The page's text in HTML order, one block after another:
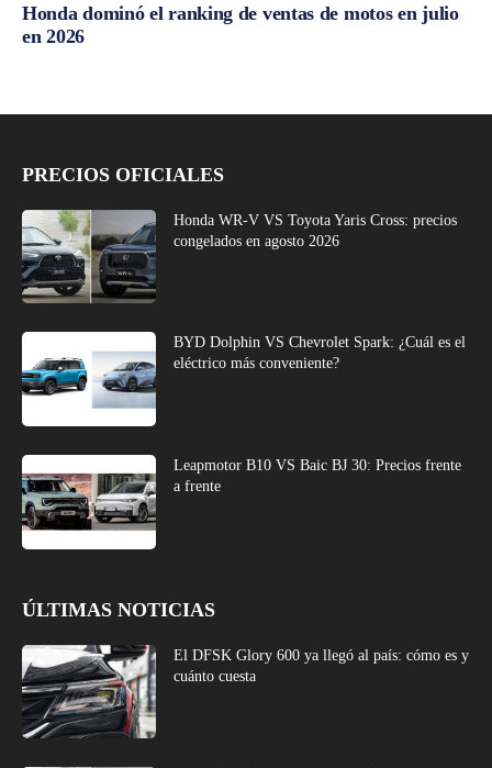
Honda dominó el ranking de ventas de motos en julio
en 2026
PRECIOS OFICIALES
Honda WR-V VS Toyota Yaris Cross: precios
congelados en agosto 2026
BYD Dolphin VS Chevrolet Spark: ¿Cuál es el
eléctrico más conveniente?
Leapmotor B10 VS Baic BJ 30: Precios frente
a frente
ÚLTIMAS NOTICIAS
El DFSK Glory 600 ya llegó al país: cómo es y
cuánto cuesta